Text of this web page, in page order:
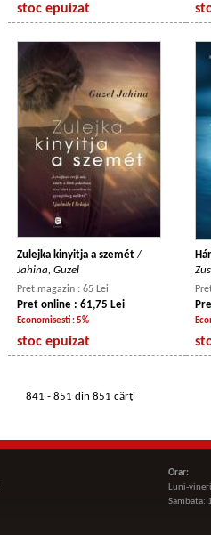
stoc epuizat
Zulejka kinyitja a szemét /
Jahina, Guzel
Pret magazin : 65 Lei
Pret online : 61,75 Lei
Economisesti : 5%
stoc epuizat
841 - 851 din 851 cărţi
Orar:
Luni-
Sambata: